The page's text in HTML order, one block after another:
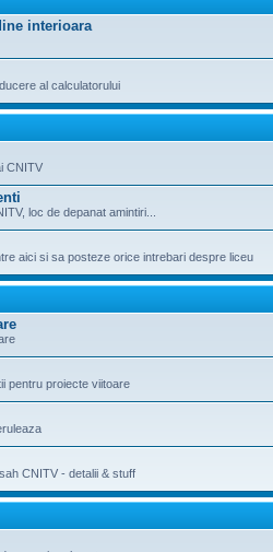
interioara
al calculatorului
CNITV
loc de depanat amintiri...
aici si sa posteze orice intrebari despre liceu
pentru proiecte viitoare
CNITV - detalii & stuff